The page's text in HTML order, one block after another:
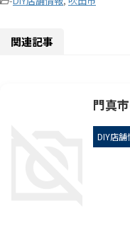
関連記事
門真
DIY店舗